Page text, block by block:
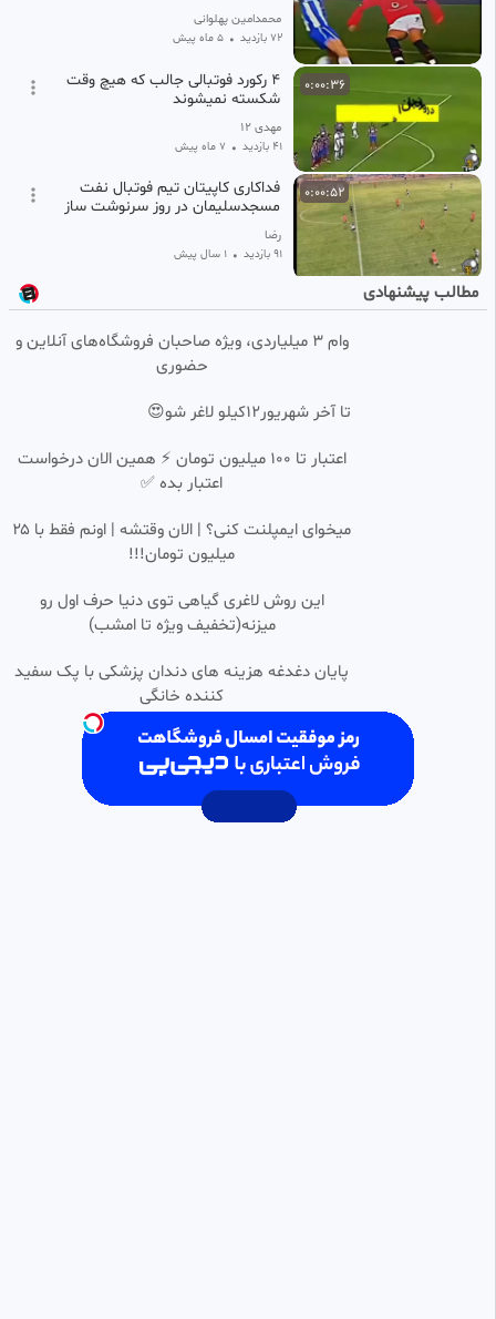
محمدامین پهلوانی
72 بازدید • 5 ماه پیش
0:00:36
۴ رکورد فوتبالی جالب که هیچ وقت
شکسته نمیشوند
مهدی ۱۲
41 بازدید • 7 ماه پیش
0:00:52
فداکاری کاپیتان تیم فوتبال نفت
مسجدسلیمان در روز سرنوشت ساز
رضا
91 بازدید • 1 سال پیش
SD
AZKURDAN
0:01:00 جذابیت فوتبال و اشتباه
AmoParsa
• 1 سال پیش
در میدانی که پدر پشت فرزندش
است باخت غیر ممکن است
حسین
0:01:02 گزارش عربی فوتبال
Agheil
مطالب پیشنهادی
وام ۳ میلیاردی، ویژه صاحبان فروشگاه‌های آنلاین و
حضوری
تا آخر شهریور12کیلو لاغر شو😍
اعتبار تا ۱۰۰ میلیون تومان ⚡ همین الان درخواست
اعتبار بده ✅
میخوای ایمپلنت کنی؟ | الان وقتشه | اونم فقط با ۲۵
میلیون تومان!!!
این روش لاغری گیاهی توی دنیا حرف اول رو
میزنه(تخفیف ویژه تا امشب)
پایان دغدغه هزینه های دندان پزشکی با پک سفید
کننده خانگی